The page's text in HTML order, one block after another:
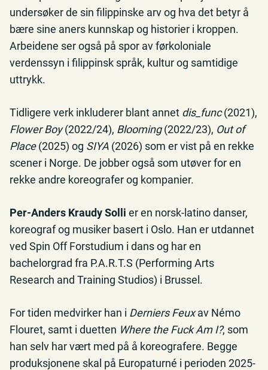
undersøker de sin filippinske arv og hva det betyr å
bære sine aners kunnskap og historier i kroppen.
Arbeidene ser også på spor av førkoloniale
verdenssyn i filippinsk språk, kultur og samtidige
uttrykk.
Tidligere verk inkluderer blant annet dis_func(2021),
Flower Boy(2022/24), Blooming(2022/23), Out of
Place(2025) og SIYA (2026) som er vist på en rekke
scener i Norge. De jobber også som utøver for en
rekke andre koreografer og kompanier.
Per-Anders Kraudy Solli er en norsk-latino danser,
koreograf og musiker basert i Oslo. Han er utdannet
ved Spin Off Forstudium i dans og har en
bachelorgrad fra P.A.R.T.S (Performing Arts
Research and Training Studios) i Brussel.
For tiden medvirker han i Derniers Feuxav Némo
Flouret, samt i duetten Where the Fuck Am I?, som
han selv har vært med på å koreografere. Begge
produksjonene skal på Europaturné i perioden 2025-